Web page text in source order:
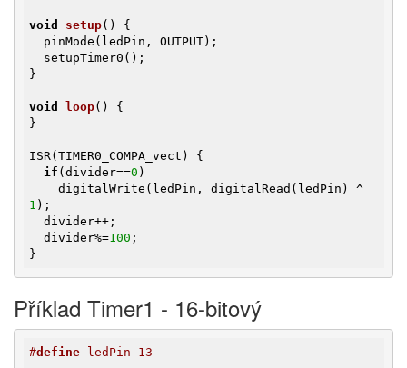
void setup()
{
}
void loop()
{
}
ISR(TIMER0_COMPA_vect) {
if (divider==0 )
1 );
  divider%=
100 ;
}
Příklad Timer1 - 16-bitový
#define ledPin 13